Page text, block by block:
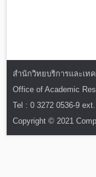
สำนักวิทยบริการและเ
Office of Academic
Tel : 0 3272 0536-9
Copyright © 2021